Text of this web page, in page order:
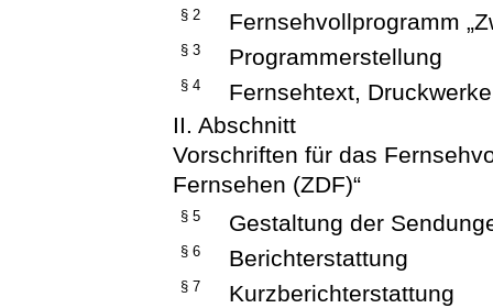
§ 2 Fernsehvollprogramm
§ 3 Programmerstellung
§ 4
Fernsehtext, Druckwerke
II. Abschnitt
Vorschriften für das
Fernsehen (ZDF)“
§ 5 Gestaltung der
§ 6 Berichterstattung
§ 7 Kurzberichterstattung